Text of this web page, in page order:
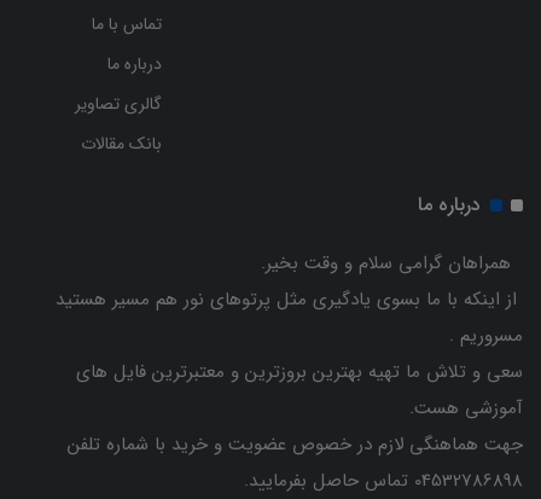
تماس با ما
درباره ما
گالری تصاویر
بانک مقالات
درباره ما
همراهان گرامی سلام و وقت بخیر.
از اینکه با ما بسوی یادگیری مثل پرتوهای نور هم مسیر هستید
مسروریم .
سعی و تلاش ما تهیه بهترین بروزترین و معتبرترین فایل های
آموزشی هست.
جهت هماهنگی لازم در خصوص عضویت و خرید با شماره تلفن
04532786898 تماس حاصل بفرمایید.